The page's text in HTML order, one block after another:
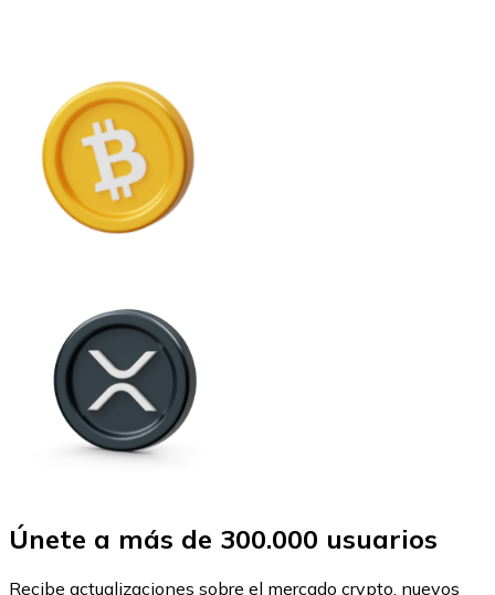
Únete a más de 300.000 usuarios
Recibe actualizaciones sobre el mercado crypto, nuevos